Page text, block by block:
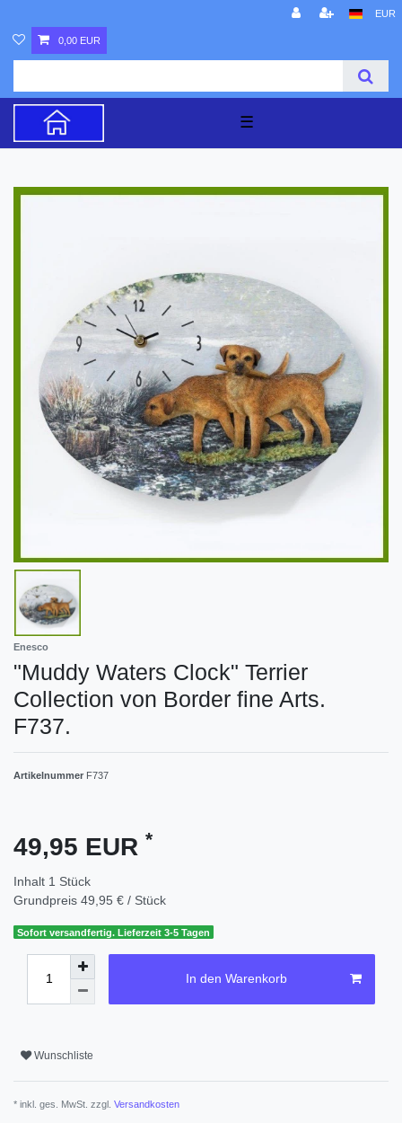
EUR
0,00 EUR
☰
Enesco
"Muddy Waters Clock" Terrier
Collection von Border fine Arts.
F737.
Artikelnummer F737
49,95 EUR *
Inhalt 1 Stück
Grundpreis 49,95 € / Stück
Sofort versandfertig. Lieferzeit 3-5 Tagen
In den Warenkorb
Wunschliste
* inkl. ges. MwSt. zzgl. Versandkosten